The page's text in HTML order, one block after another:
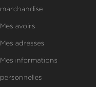
marchandise
Mes avoirs
Mes adresses
Mes informations
personnelles